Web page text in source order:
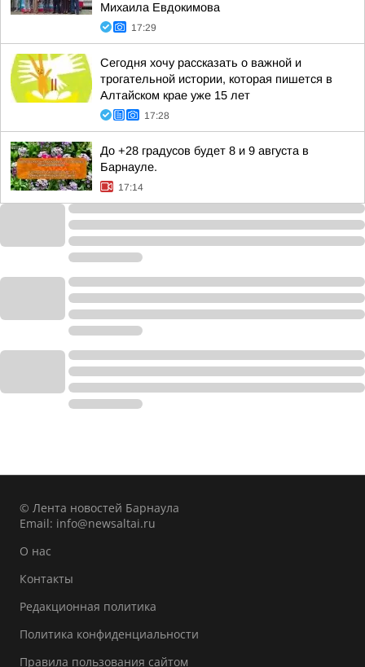
Михаила Евдокимова
17:29
Сегодня хочу рассказать о важной и
трогательной истории, которая пишется в
Алтайском крае уже 15 лет
17:28
До +28 градусов будет 8 и 9 августа в
Барнауле.
17:14
© Лента новостей Барнаула
Email: info@newsaltai.ru
О нас
Контакты
Редакционная политика
Политика конфиденциальности
Правила пользования сайтом